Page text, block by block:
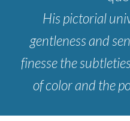
His pictorial
gentleness and
finesse the
of color and the